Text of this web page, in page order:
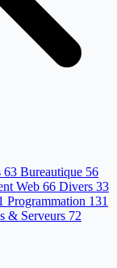
63 Bureautique 56
Web 66 Divers 33
Programmation 131
& Serveurs 72